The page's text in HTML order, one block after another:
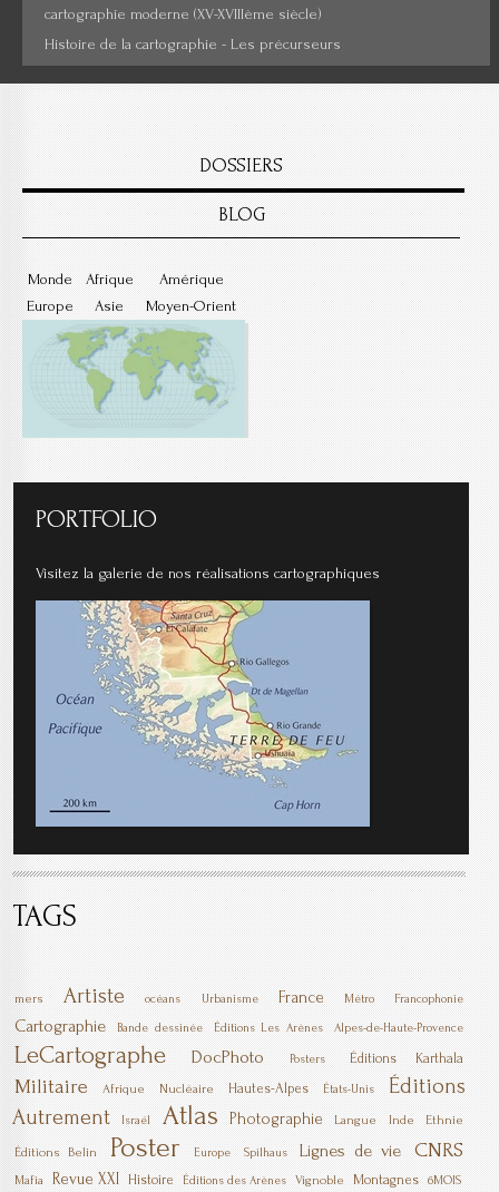
cartographie moderne (XV-XVIIIème siècle)
Histoire de la cartographie - Les précurseurs
DOSSIERS
BLOG
Monde
Europe
Afrique
Asie
Amérique
Moyen-Orient
PORTFOLIO
Visitez la galerie de nos réalisations cartographiques
TAGS
mers Artiste océans Urbanisme France Métro Francophonie
Cartographie Bande dessinée Éditions Les Arènes Alpes-de-Haute-Provence
LeCartographe DocPhoto Posters Éditions Karthala
Militaire Afrique Nucléaire Hautes-Alpes États-Unis
Éditions
Autrement
Israël Atlas Photographie Langue Inde Ethnie
Éditions Belin Poster Europe Spilhaus Lignes de vie CNRS
Mafia Revue XXI Histoire Éditions des Arènes Vignoble Montagnes 6MOIS